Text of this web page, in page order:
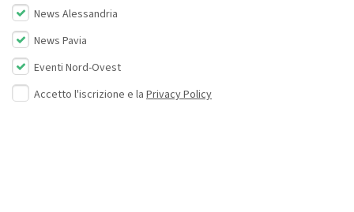
News Alessandria
News Pavia
Eventi Nord-Ovest
Accetto l'iscrizione e la Privacy Policy